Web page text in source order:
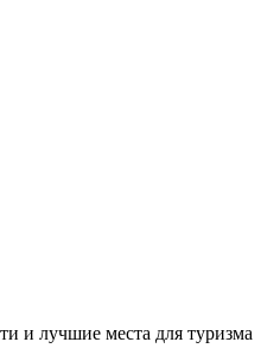
и лучшие места для туризма